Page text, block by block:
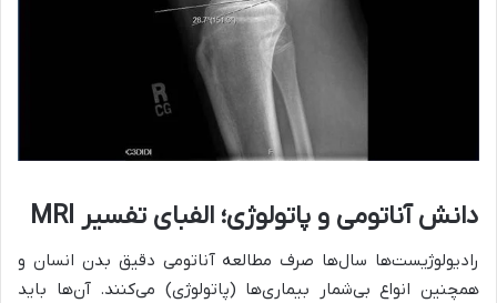
دانش آناتومی و پاتولوژی؛ الفبای تفسیر MRI
رادیولوژیست‌ها سال‌ها صرف مطالعه آناتومی دقیق بدن انسان و
همچنین انواع بی‌شمار بیماری‌ها (پاتولوژی) می‌کنند. آن‌ها باید